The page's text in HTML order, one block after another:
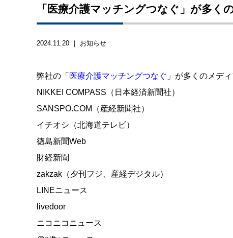
「医療介護マッチングつなぐ」が多く
2024.11.20 ｜ お知らせ
弊社の「 医療介護マッチングつなぐ 」が多くのメデ
NIKKEI COMPASS（日本経済新聞社）
SANSPO.COM（産経新聞社）
イチオシ（北海道テレビ）
徳島新聞Web
財経新聞
zakzak（夕刊フジ、産経デジタル）
LINEニュース
livedoor
ニコニコニュース